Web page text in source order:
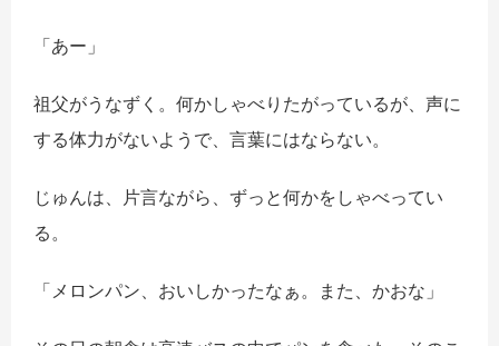
「あー」
祖父がうなずく。何かしゃべりたがっているが、声に
する体力がないようで、言葉にはならない。
じゅんは、片言ながら、ずっと何かをしゃべってい
る。
「メロンパン、おいしかったなぁ。また、かおな」